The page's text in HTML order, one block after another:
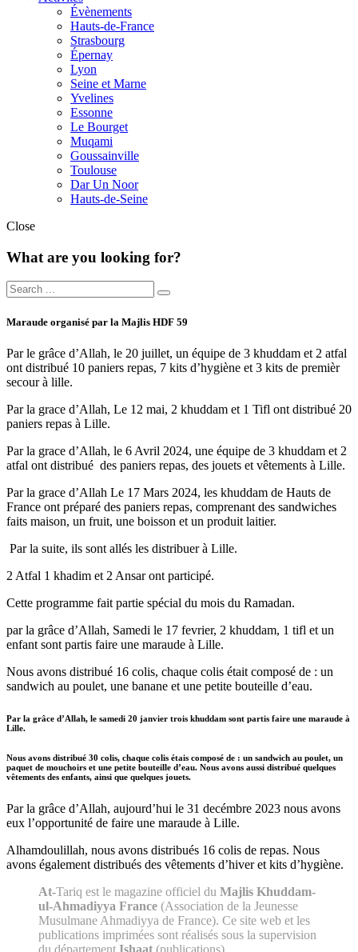
Évènements
Hauts-de-France
Strasbourg
Épernay
Lyon
Seine et Marne
Yvelines
Essonne
Le Bourget
Muqami
Goussainville
Toulouse
Dar Un Noor
Hauts-de-Seine
Close
What are you looking for?
Maraude organisé par la Majlis HDF 59
Par le grâce d’Allah, le 20 juillet, un équipe de 3 khuddam et 2 atfal
ont distribué 10 paniers repas, 7 kits d’hygiène et 3 kits de premièr
secour à lille.
Par la grace d’Allah, Le 12 mai, 2 khuddam et 1 Tifl ont distribué 20
paniers repas à Lille.
Par la grace d’Allah, le 6 Avril 2024, une équipe de 3 khuddam et 2
atfal ont distribué des paniers repas, des jouets et vêtements à Lille.
Par la grace d’Allah Le 17 Mars 2024, les khuddam de Hauts de
France ont préparé des paniers repas, comprenant des sandwiches
faits maison, un fruit, une boisson et un produit laitier.
Par la suite, ils sont allés les distribuer à Lille.
2 Atfal 1 khadim et 2 Ansar ont participé.
Cette programme fait partie spécial du mois du Ramadan.
par la grâce d’Allah, Samedi le 17 fevrier, 2 khuddam, 1 tifl et un
enfant sont partis faire une maraude à Lille.
Nous avons distribué 16 colis, chaque colis était composé de : un
sandwich au poulet, une banane et une petite bouteille d’eau.
Par la grâce d’Allah, le samedi 20 janvier trois khuddam sont partis faire une maraude à
Lille.
Nous avons distribué 30 colis, chaque colis étais composé de : un sandwich au poulet, un
paquet de mouchoirs et une petite bouteille d’eau. Nous avons aussi distribué quelques
vêtements des enfants, ainsi que quelques jouets.
Par la grâce d’Allah, aujourd’hui le 31 decémbre 2023 nous avons
eux l’opportunité de faire une maraude à Lille.
Alhamdoulillah, nous avons distribués 16 colis de repas. Nous
avons également distribués des vêtements d’hiver et kits d’hygiène.
At-Tariq est le magazine officiel du Majlis Khuddam-
ul-Ahmadiyya France (Association de la Jeunesse
Musulmane Ahmadiyya de France). Ce site web et les
publications imprimées sont réalisés sous la supervision
du département Ishaat (publications).